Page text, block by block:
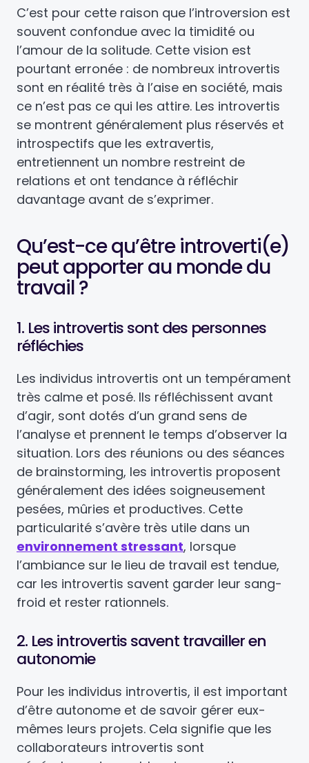
C’est pour cette raison que l’introversion est
souvent confondue avec la timidité ou
l’amour de la solitude. Cette vision est
pourtant erronée : de nombreux introvertis
sont en réalité très à l’aise en société, mais
ce n’est pas ce qui les attire. Les introvertis
se montrent généralement plus réservés et
introspectifs que les extravertis,
entretiennent un nombre restreint de
relations et ont tendance à réfléchir
davantage avant de s’exprimer.
Qu’est-ce qu’être introverti(e)
peut apporter au monde du
travail ?
1. Les introvertis sont des personnes
réfléchies
Les individus introvertis ont un tempérament
très calme et posé. Ils réfléchissent avant
d’agir, sont dotés d’un grand sens de
l’analyse et prennent le temps d’observer la
situation. Lors des réunions ou des séances
de brainstorming, les introvertis proposent
généralement des idées soigneusement
pesées, mûries et productives. Cette
particularité s’avère très utile dans un
environnement stressant, lorsque
l’ambiance sur le lieu de travail est tendue,
car les introvertis savent garder leur sang-
froid et rester rationnels.
2. Les introvertis savent travailler en
autonomie
Pour les individus introvertis, il est important
d’être autonome et de savoir gérer eux-
mêmes leurs projets. Cela signifie que les
collaborateurs introvertis sont